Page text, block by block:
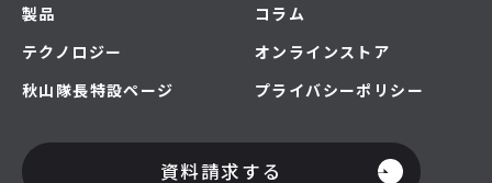
製品
テクノロジー
秋山隊長特設ページ
コラム
オンラインストア
プライバシーポリシー
資料請求する